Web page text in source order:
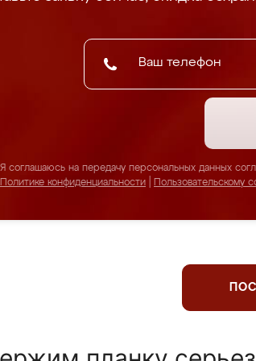
Я соглашаюсь на передачу персональных данных
Политике конфиденциальности
Пользовательскому